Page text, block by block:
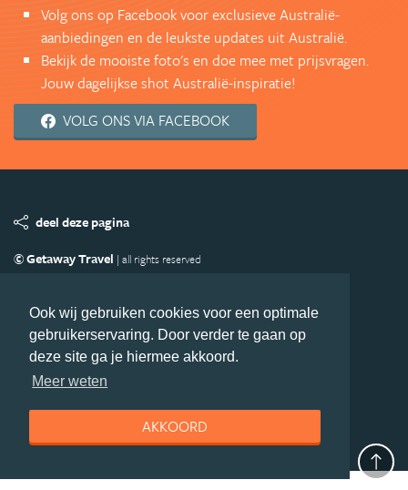
Ook wij gebruiken cookies voor een optimale
gebruikerservaring. Door verder te gaan op
deze site ga je hiermee akkoord.
Meer weten
AKKOORD
Volg ons op Facebook voor exclusieve Australië-
aanbiedingen en de leukste updates uit Australië.
Bekijk de mooiste foto's en doe mee met prijsvragen.
Jouw dagelijkse shot Australië-inspiratie!
VOLG ONS VIA FACEBOOK
deel deze pagina
© Getaway Travel | all rights reserved
Copyright
Privacy statement Disclaimer
Cookies
Volg Australie.nl
Nieuwsbrief
Facebook